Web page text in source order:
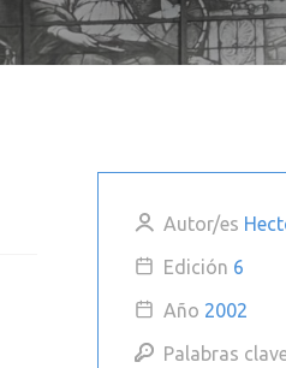
Autor/es
Edición 6
Año 2002
Palabras